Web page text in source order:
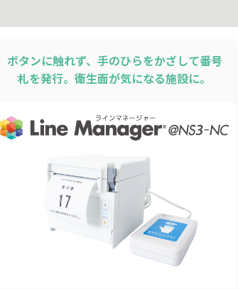
ボタンに触れず、手のひらをかざして番号
札を発行。衛生面が気になる施設に。